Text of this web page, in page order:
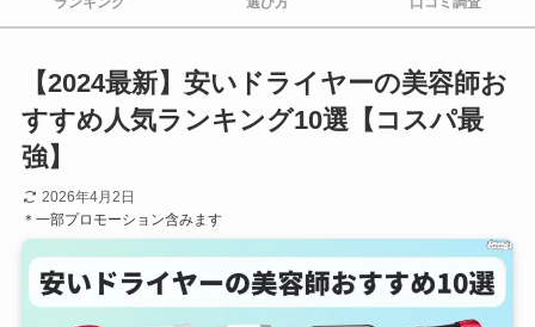
【2024最新】安いドライヤーの美容師お
すすめ人気ランキング10選【コスパ最
強】
2026年4月2日
＊一部プロモーション含みます